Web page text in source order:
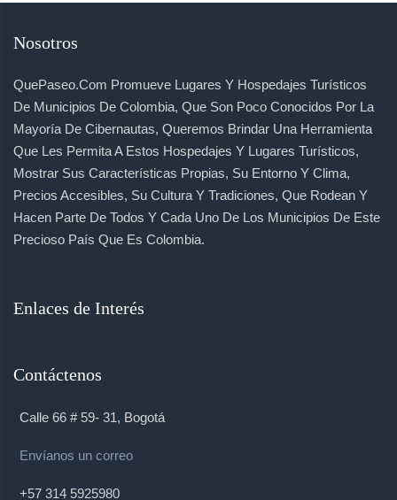
Nosotros
QuePaseo.com Promueve Lugares Y Hospedajes Turísticos
De Municipios De Colombia, Que Son Poco Conocidos Por La
Mayoría De Cibernautas, Queremos Brindar Una Herramienta
Que Les Permita A Estos Hospedajes Y Lugares Turísticos,
Mostrar Sus Características Propias, Su Entorno Y Clima,
Precios Accesibles, Su Cultura Y Tradiciones, Que Rodean Y
Hacen Parte De Todos Y Cada Uno De Los Municipios De Este
Precioso País Que Es Colombia.
Enlaces de Interés
Contáctenos
Calle 66 # 59- 31, Bogotá
Envíanos un correo
+57 314 5925980